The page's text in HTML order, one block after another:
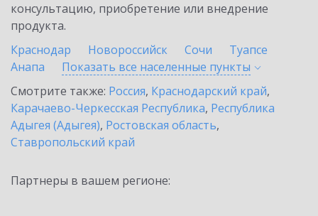
консультацию, приобретение или внедрение
продукта.
Краснодар
Новороссийск Сочи
Туапсе
Анапа
Показать все населенные пункты
Смотрите также: Россия, Краснодарский край,
Карачаево-Черкесская Республика, Республика
Адыгея (Адыгея), Ростовская область,
Ставропольский край
Партнеры в вашем регионе: